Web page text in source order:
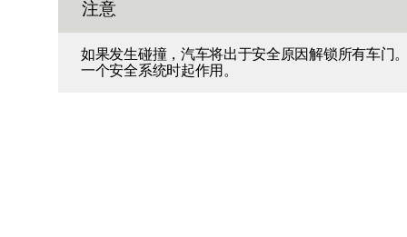
注意
如果发生碰撞，汽车将出于安全原因解锁所有车门
一个安全系统时起作用。